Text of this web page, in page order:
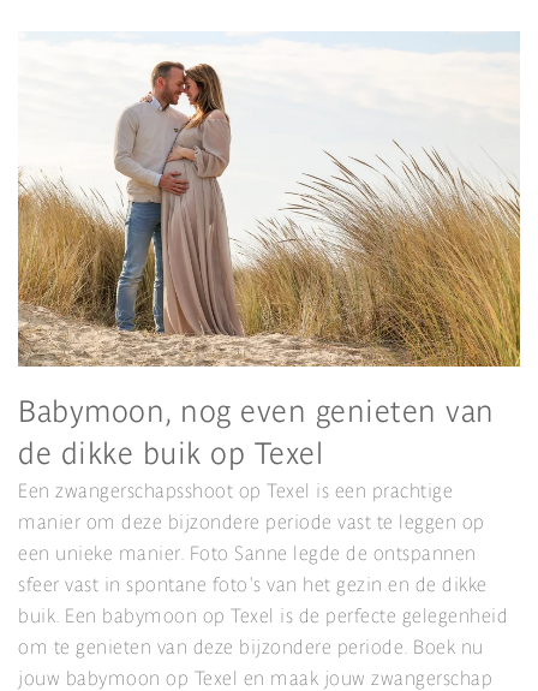
Babymoon, nog even genieten van
de dikke buik op Texel
Een zwangerschapsshoot op Texel is een prachtige
manier om deze bijzondere periode vast te leggen op
een unieke manier. Foto Sanne legde de ontspannen
sfeer vast in spontane foto's van het gezin en de dikke
buik. Een babymoon op Texel is de perfecte gelegenheid
om te genieten van deze bijzondere periode. Boek nu
jouw babymoon op Texel en maak jouw zwangerschap